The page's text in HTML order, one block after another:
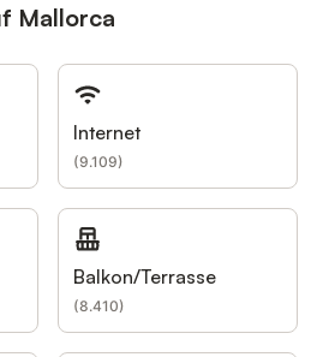
Mallorca
Internet
(9.109)
Balkon/Terrasse
(8.410)